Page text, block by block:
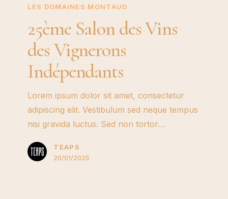
Salon
Vins
Vignerons
Indépendants
LES DOMAINES MONTAUD
25ème Salon des Vins
des Vignerons
Indépendants
Lorem ipsum dolor sit amet, consectetur
adipiscing elit. Vestibulum sed neque tempus
nisi gravida luctus. Sed non tortor…
TEAPS
20/01/2025